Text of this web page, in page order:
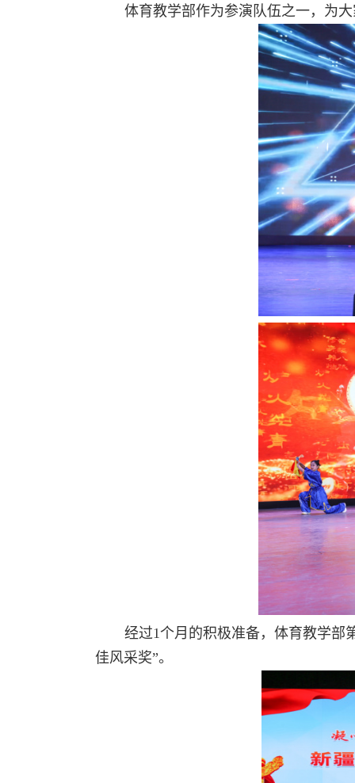
体育教学部作为参演队伍之一，为
经过1个月的积极准备，体育教学部
佳风采奖”。